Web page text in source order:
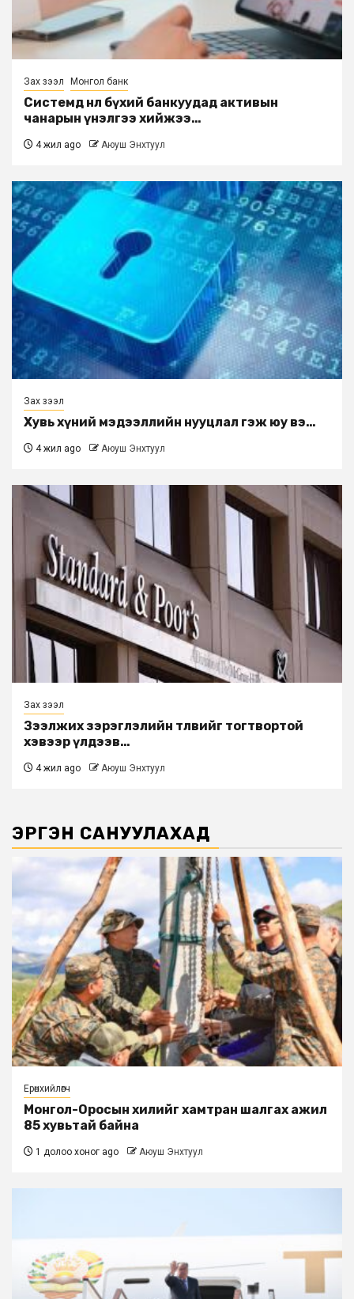
Зах зээл Монгол банк
Системд нөлөө бүхий банкуудад активын
чанарын үнэлгээ хийжээ…
4 жил ago Аюуш Энхтуул
Зах зээл
Хувь хүний мэдээллийн нууцлал гэж юу вэ…
4 жил ago Аюуш Энхтуул
Зах зээл
Зээлжих зэрэглэлийн төлөвийг тогтвортой
хэвээр үлдээв…
4 жил ago Аюуш Энхтуул
ЭРГЭН САНУУЛАХАД
Ерөнхийлөгч
Монгол-Оросын хилийг хамтран шалгах ажил
85 хувьтай байна
1 долоо хоног ago Аюуш Энхтуул